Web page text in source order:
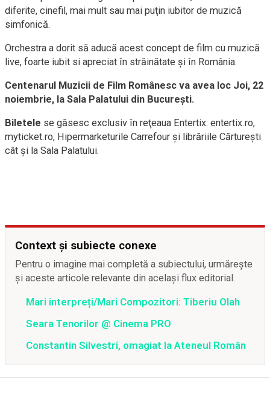
diferite, cinefil, mai mult sau mai puţin iubitor de muzică
simfonică.
Orchestra a dorit să aducă acest concept de film cu muzică
live, foarte iubit si apreciat în străinătate şi în România.
Centenarul Muzicii de Film Românesc va avea loc Joi, 22
noiembrie, la Sala Palatului din Bucureşti.
Biletele se găsesc exclusiv în reţeaua Entertix: entertix.ro,
myticket.ro, Hipermarketurile Carrefour şi librăriile Cărtureşti
cât şi la Sala Palatului.
Context și subiecte conexe
Pentru o imagine mai completă a subiectului, urmărește
și aceste articole relevante din același flux editorial.
Mari interpreți/Mari Compozitori: Tiberiu Olah
Seara Tenorilor @ Cinema PRO
Constantin Silvestri, omagiat la Ateneul Român